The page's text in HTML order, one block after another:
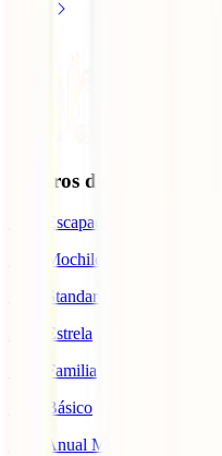
Seguros de Viagem
IATI Escapadinhas
IATI Mochileiro
IATI Standard
IATI Estrela
IATI Familia
IATI Básico
IATI Anual Multiviagem